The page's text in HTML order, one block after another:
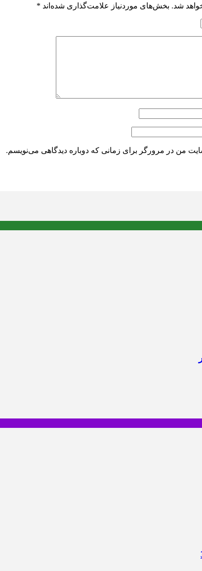
شد. بخش‌های موردنیاز علامت‌گذاری شده‌اند *
من در مرورگر برای زمانی که دوباره دیدگاهی می‌نویسم.